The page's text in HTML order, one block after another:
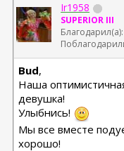
Ir1958
SUPERIOR III
Bud,
Наша
девушка!
Улыбнись!
Мы все вместе
хорошо!